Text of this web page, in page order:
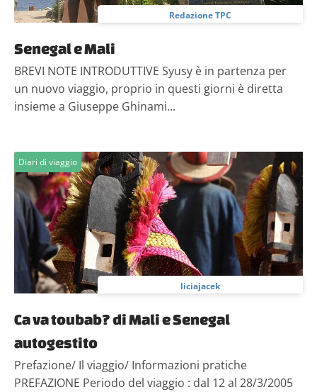
Redazione TPC
Senegal e Mali
BREVI NOTE INTRODUTTIVE Syusy è in partenza per
un nuovo viaggio, proprio in questi giorni è diretta
insieme a Giuseppe Ghinami...
Diari di viaggio
liciajacek
Ca va toubab? di Mali e Senegal
autogestito
Prefazione/ Il viaggio/ Informazioni pratiche
PREFAZIONE Periodo del viaggio : dal 12 al 28/3/2005